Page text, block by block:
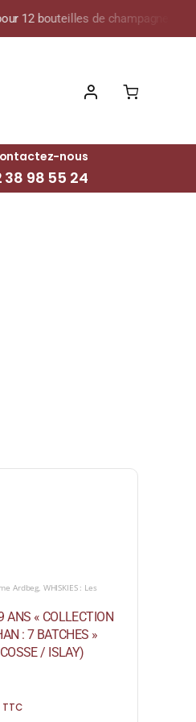
de champagne de la
nous
38 98 55 24
Ardbeg, WHISKIES : Les
ANS « COLLECTION
: 7 BATCHES »
/ ISLAY)
TTC